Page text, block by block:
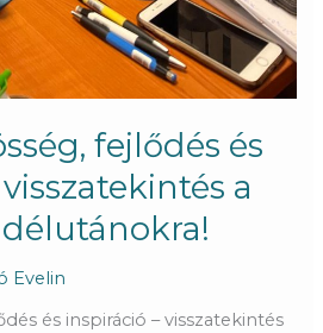
fejlődés és
a
Evelin
és inspiráció – visszatekintés